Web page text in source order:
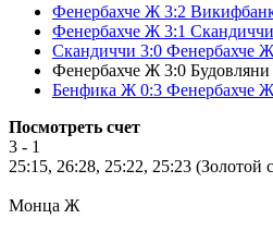
Фенербахче Ж 3:2
Фенербахче Ж 3:1 Скандиччи
Скандиччи 3:0 Фенербахче Ж
Фенербахче Ж 3:0 Будовляни
Бенфика Ж 0:3 Фенербахче Ж
Посмотреть счет
3 - 1
25:15, 26:28, 25:22, 25:23 (Золотой
Монца Ж